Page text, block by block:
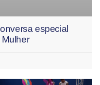
especial